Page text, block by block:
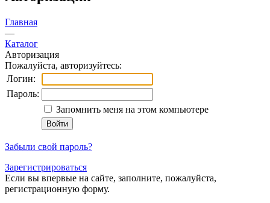
Главная
—
Каталог
Авторизация
Пожалуйста, авторизуйтесь:
Логин:
Пароль:
Запомнить меня на этом компьютере
Забыли свой пароль?
Зарегистрироваться
Если вы впервые на сайте, заполните, пожалуйста,
регистрационную форму.